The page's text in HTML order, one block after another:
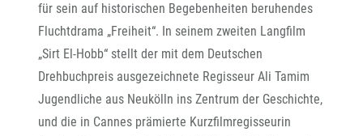
für sein auf historischen Begebenheiten beruhendes
Fluchtdrama „Freiheit“. In seinem zweiten Langfilm
„Sirt El-Hobb“ stellt der mit dem Deutschen
Drehbuchpreis ausgezeichnete Regisseur Ali Tamim
Jugendliche aus Neukölln ins Zentrum der Geschichte,
und die in Cannes prämierte Kurzfilmregisseurin